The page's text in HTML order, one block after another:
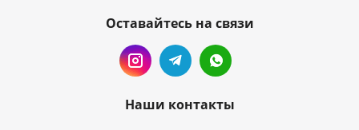
Оставайтесь на связи
Наши контакты